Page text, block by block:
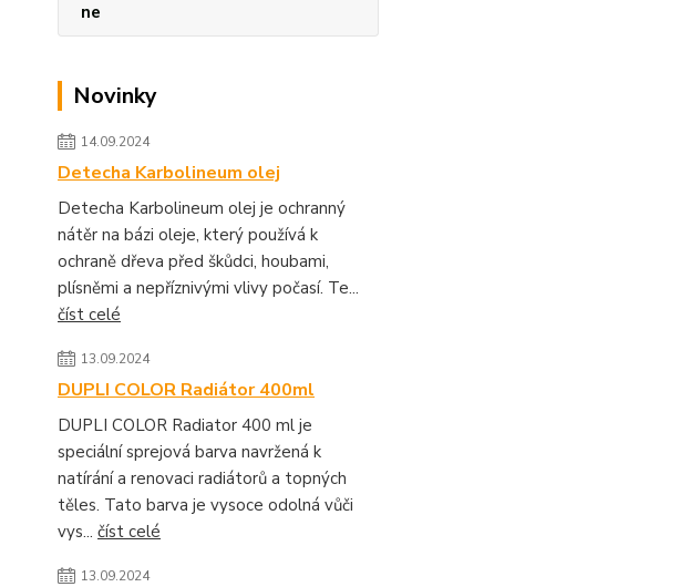
ne
Novinky
14.09.2024
Detecha Karbolineum olej
Detecha Karbolineum olej je ochranný
nátěr na bázi oleje, který používá k
ochraně dřeva před škůdci, houbami,
plísněmi a nepříznivými vlivy počasí. Te...
číst celé
13.09.2024
DUPLI COLOR Radiátor 400ml
DUPLI COLOR Radiator 400 ml je
speciální sprejová barva navržená k
natírání a renovaci radiátorů a topných
těles. Tato barva je vysoce odolná vůči
vys... číst celé
13.09.2024